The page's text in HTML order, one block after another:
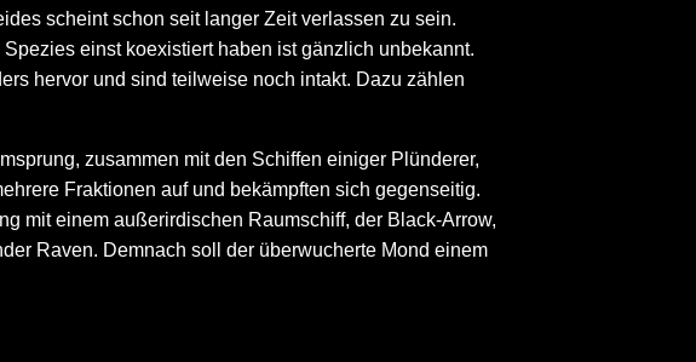
scheint schon seit langer Zeit verlassen zu sein.
einst koexistiert haben ist gänzlich unbekannt.
hervor und sind teilweise noch intakt. Dazu zählen
zusammen mit den Schiffen einiger Plünderer,
Fraktionen auf und bekämpften sich gegenseitig.
mit einem außerirdischen Raumschiff, der Black-Arrow,
Raven. Demnach soll der überwucherte Mond einem